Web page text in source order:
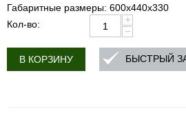
Габаритные размеры: 600х440х330
Кол-во:
+
−
В КОРЗИНУ БЫСТРЫЙ